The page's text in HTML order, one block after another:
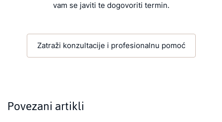
vam se javiti te dogovoriti termin.
Zatraži konzultacije i profesionalnu pomoć
Povezani artikli